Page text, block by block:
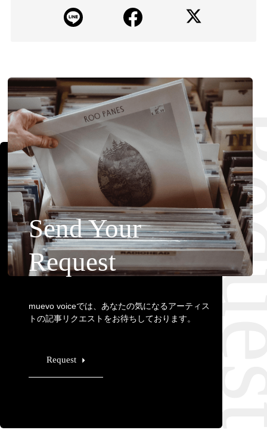
Send Your
Request
muevo voiceでは、あなたの気になるアーティス
トの記事リクエストをお待ちしております。
Request